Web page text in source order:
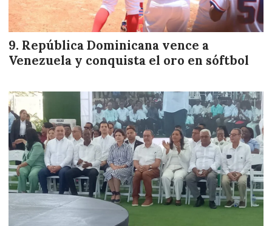
República Dominicana vence a
Venezuela y conquista el oro en sóftbol